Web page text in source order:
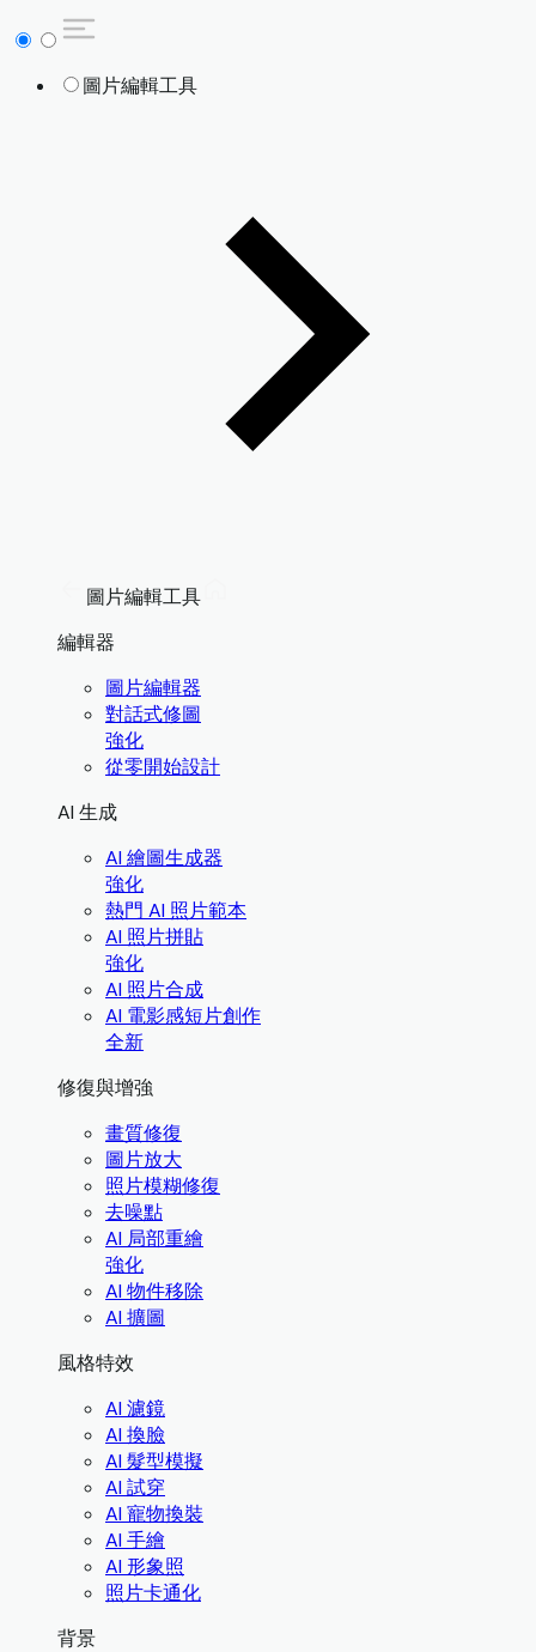
圖片編輯工具
圖片編輯工具
編輯器
圖片編輯器
對話式修圖
強化
從零開始設計
AI 生成
AI 繪圖生成器
強化
熱門 AI 照片範本
AI 照片拼貼
強化
AI 照片合成
AI 電影感短片創作
全新
修復與增強
畫質修復
圖片放大
照片模糊修復
去噪點
AI 局部重繪
強化
AI 物件移除
AI 擴圖
風格特效
AI 濾鏡
AI 換臉
AI 髮型模擬
AI 試穿
AI 寵物換裝
AI 手繪
AI 形象照
照片卡通化
背景